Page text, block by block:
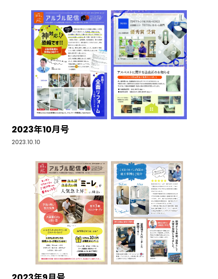
2023年10月号
2023.10.10